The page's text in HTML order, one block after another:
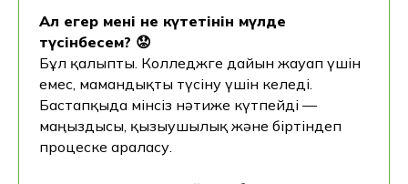
Ал егер мені не күтетінін мүлде
түсінбесем? 😟
Бұл қалыпты. Колледжге дайын жауап үшін
емес, мамандықты түсіну үшін келеді.
Бастапқыда мінсіз нәтиже күтпейді —
маңыздысы, қызығушылық және біртіндеп
процеске араласу.